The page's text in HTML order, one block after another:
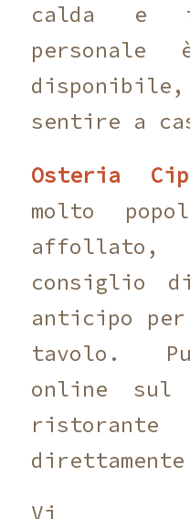
calda e
sentire a
Osteria
molto
consiglio
anticipo
tavolo.
online sul
ristorante
Vi